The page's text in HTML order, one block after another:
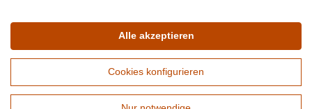
*Alle Preise inkl. MwST zzgl. 5,90€ Versandkosten je Winzer.
Alle akzeptieren
Cookies konfigurieren